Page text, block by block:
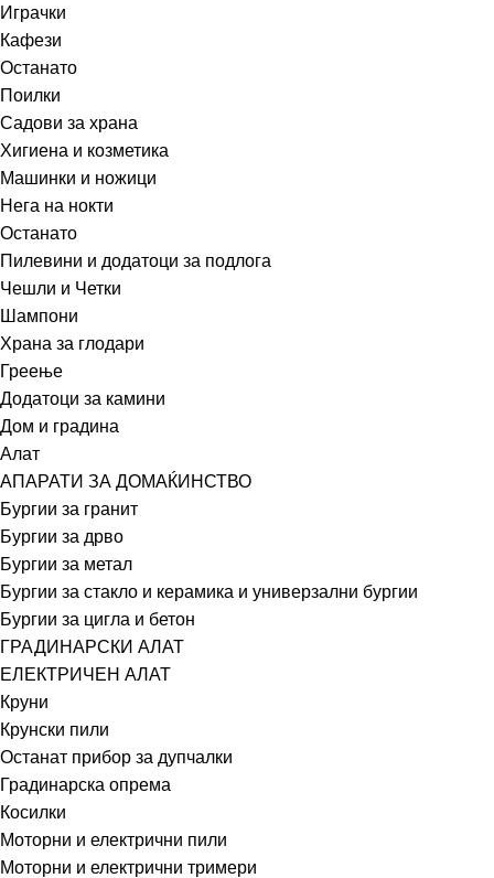
Играчки
Кафези
Останато
Поилки
Садови за храна
Хигиена и козметика
Машинки и ножици
Нега на нокти
Останато
Пилевини и додатоци за подлога
Чешли и Четки
Шампони
Храна за глодари
Греење
Додатоци за камини
Дом и градина
Алат
АПАРАТИ ЗА ДОМАЌИНСТВО
Бургии за гранит
Бургии за дрво
Бургии за метал
Бургии за стакло и керамика и универзални бургии
Бургии за цигла и бетон
ГРАДИНАРСКИ АЛАТ
ЕЛЕКТРИЧЕН АЛАТ
Круни
Крунски пили
Останат прибор за дупчалки
Градинарска опрема
Косилки
Моторни и електрични пили
Моторни и електрични тримери